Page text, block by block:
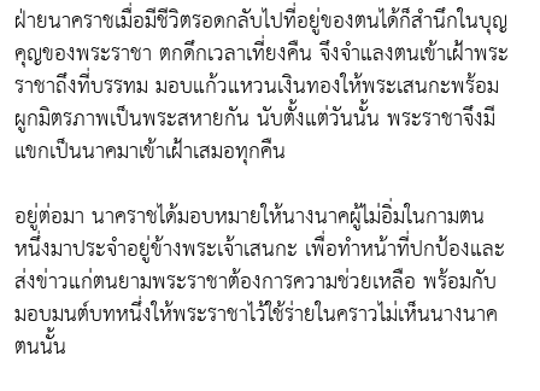
ฝ่ายนาคราชเมื่อมีชีวิตรอดกลับไปที่อยู่ของตนได้ก็สำนึกในบุญ
คุญของพระราชา ตกดึกเวลาเที่ยงคืน จึงจำแลงตนเข้าเฝ้าพระ
ราชาถึงที่บรรทม มอบแก้วแหวนเงินทองให้พระเสนกะพร้อม
ผูกมิตรภาพเป็นพระสหายกัน นับตั้งแต่วันนั้น พระราชาจึงมี
แขกเป็นนาคมาเข้าเฝ้าเสมอทุกคืน
อยู่ต่อมา นาคราชได้มอบหมายให้นางนาคผู้ไม่อิ่มในกามตน
หนึ่งมาประจำอยู่ข้างพระเจ้าเสนกะ เพื่อทำหน้าที่ปกป้องและ
ส่งข่าวแก่ตนยามพระราชาต้องการความช่วยเหลือ พร้อมกับ
มอบมนต์บทหนึ่งให้พระราชาไว้ใช้ร่ายในคราวไม่เห็นนางนาค
ตนนั้น